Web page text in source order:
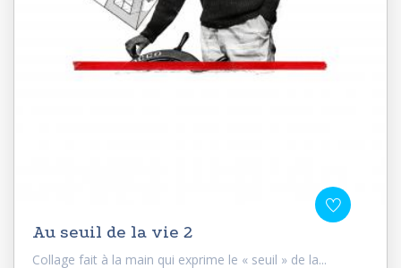
Au seuil de la vie 2
Collage fait à la main qui exprime le « seuil » de la...